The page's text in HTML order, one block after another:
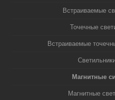
Встраиваемые
Точечные
Встраиваемые
Магнитные
Магнитные